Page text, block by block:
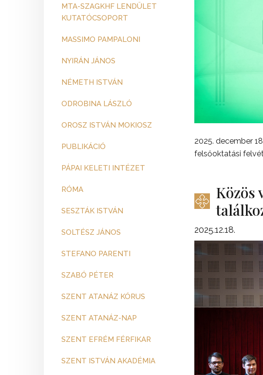
MTA-SZAGKHF LENDÜLET
KUTATÓCSOPORT
MASSIMO PAMPALONI
NYIRÁN JÁNOS
NÉMETH ISTVÁN
ODROBINA LÁSZLÓ
OROSZ ISTVÁN MOKIOSZ
PUBLIKÁCIÓ
PÁPAI KELETI INTÉZET
RÓMA
SESZTÁK ISTVÁN
SOLTÉSZ JÁNOS
STEFANO PARENTI
SZABÓ PÉTER
SZENT ATANÁZ KÓRUS
SZENT ATANÁZ-NAP
SZENT EFRÉM FÉRFIKAR
SZENT ISTVÁN AKADÉMIA
2025. december
felsőoktatási
Közös
2025.12.18.